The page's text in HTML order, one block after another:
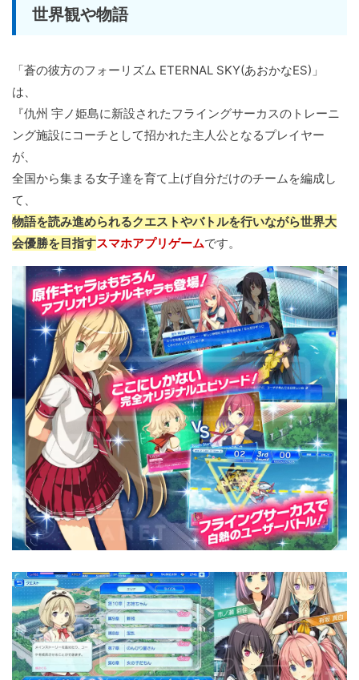
世界観や物語
「蒼の彼方のフォーリズム ETERNAL SKY(あおかなES)」
は、
『仇州 宇ノ姫島に新設されたフライングサーカスのトレーニ
ング施設にコーチとして招かれた主人公となるプレイヤー
が、
全国から集まる女子達を育て上げ自分だけのチームを編成し
て、
物語を読み進められるクエストやバトルを行いながら世界大
会優勝を目指すスマホアプリゲームです。